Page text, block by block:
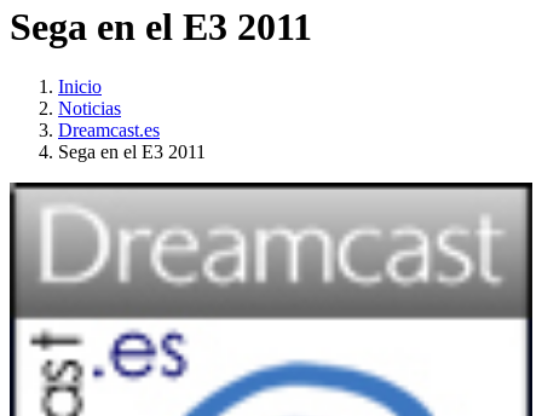
Sega en el E3 2011
Inicio
Noticias
Dreamcast.es
Sega en el E3 2011